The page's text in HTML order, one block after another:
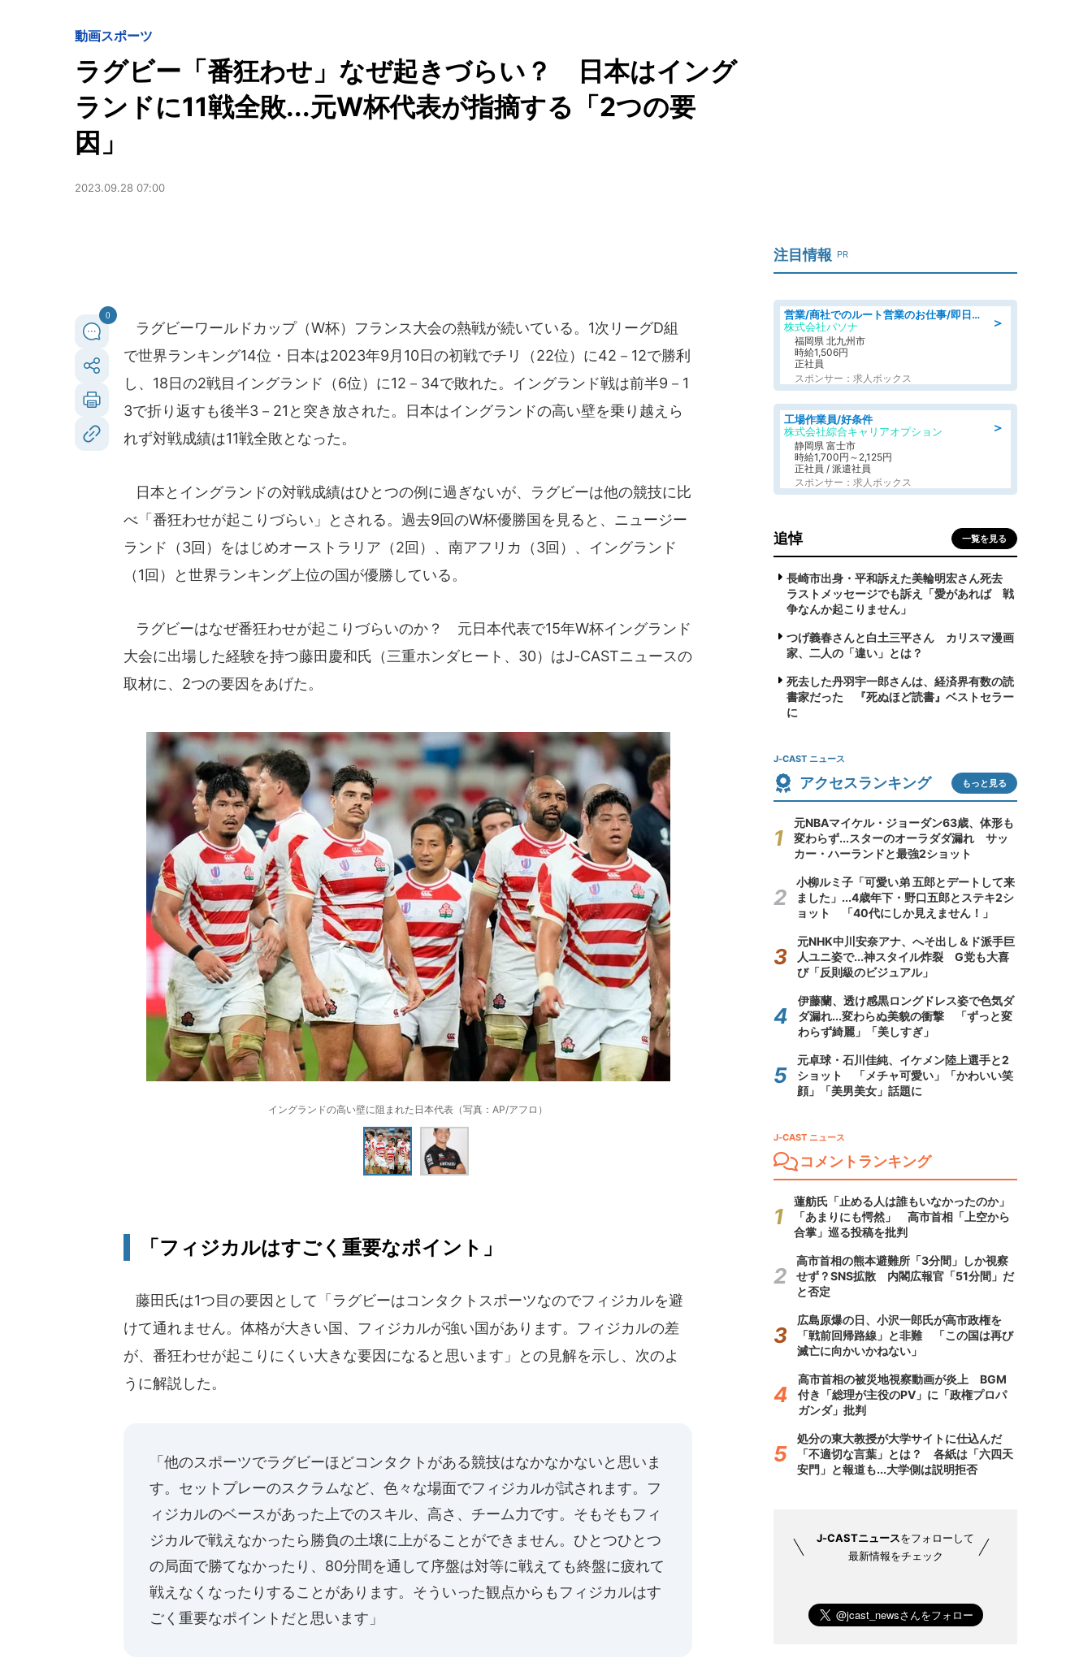
動画スポーツ
ラグビー「番狂わせ」なぜ起きづらい？ 日本はイング
ランドに11戦全敗...元W杯代表が指摘する「2つの要
因」
2023.09.28 07:00
0
ラグビーワールドカップ（W杯）フランス大会の熱戦が続いている。1次リーグD組
で世界ランキング14位・日本は2023年9月10日の初戦でチリ（22位）に42－12で勝利
し、18日の2戦目イングランド（6位）に12－34で敗れた。イングランド戦は前半9－1
3で折り返すも後半3－21と突き放された。日本はイングランドの高い壁を乗り越えら
れず対戦成績は11戦全敗となった。
日本とイングランドの対戦成績はひとつの例に過ぎないが、ラグビーは他の競技に比
べ「番狂わせが起こりづらい」とされる。過去9回のW杯優勝国を見ると、ニュージー
ランド（3回）をはじめオーストラリア（2回）、南アフリカ（3回）、イングランド
（1回）と世界ランキング上位の国が優勝している。
ラグビーはなぜ番狂わせが起こりづらいのか？ 元日本代表で15年W杯イングランド
大会に出場した経験を持つ藤田慶和氏（三重ホンダヒート、30）はJ-CASTニュースの
取材に、2つの要因をあげた。
イングランドの高い壁に阻まれた日本代表（写真：AP/アフロ）
「フィジカルはすごく重要なポイント」
藤田氏は1つ目の要因として「ラグビーはコンタクトスポーツなのでフィジカルを避
けて通れません。体格が大きい国、フィジカルが強い国があります。フィジカルの差
が、番狂わせが起こりにくい大きな要因になると思います」との見解を示し、次のよ
うに解説した。
「他のスポーツでラグビーほどコンタクトがある競技はなかなかないと思いま
す。セットプレーのスクラムなど、色々な場面でフィジカルが試されます。フ
ィジカルのベースがあった上でのスキル、高さ、チーム力です。そもそもフィ
ジカルで戦えなかったら勝負の土壌に上がることができません。ひとつひとつ
の局面で勝てなかったり、80分間を通して序盤は対等に戦えても終盤に疲れて
戦えなくなったりすることがあります。そういった観点からもフィジカルはす
ごく重要なポイントだと思います」
注目情報 PR
＞
営業/商社でのルート営業のお仕事/即日勤務可/車通勤可/営業
株式会社パソナ
福岡県 北九州市
時給1,506円
正社員
スポンサー：求人ボックス
＞
工場作業員/好条件
株式会社綜合キャリアオプション
静岡県 富士市
時給1,700円～2,125円
正社員 / 派遣社員
スポンサー：求人ボックス
追悼 一覧を見る
長崎市出身・平和訴えた美輪明宏さん死去
ラストメッセージでも訴え「愛があれば 戦
争なんか起こりません」
つげ義春さんと白土三平さん カリスマ漫画
家、二人の「違い」とは？
死去した丹羽宇一郎さんは、経済界有数の読
書家だった 『死ぬほど読書』ベストセラー
に
J-CAST ニュース
アクセスランキング もっと見る
元NBAマイケル・ジョーダン63歳、体形も
変わらず...スターのオーラダダ漏れ サッ
カー・ハーランドと最強2ショット
小柳ルミ子「可愛い弟 五郎とデートして来
ました」...4歳年下・野口五郎とステキ2シ
ョット 「40代にしか見えません！」
元NHK中川安奈アナ、へそ出し＆ド派手巨
人ユニ姿で...神スタイル炸裂 G党も大喜
び「反則級のビジュアル」
伊藤蘭、透け感黒ロングドレス姿で色気ダ
ダ漏れ...変わらぬ美貌の衝撃 「ずっと変
わらず綺麗」「美しすぎ」
元卓球・石川佳純、イケメン陸上選手と2
ショット 「メチャ可愛い」「かわいい笑
顔」「美男美女」話題に
J-CAST ニュース
コメントランキング
蓮舫氏「止める人は誰もいなかったのか」
「あまりにも愕然」 高市首相「上空から
合掌」巡る投稿を批判
高市首相の熊本避難所「3分間」しか視察
せず？SNS拡散 内閣広報官「51分間」だ
と否定
広島原爆の日、小沢一郎氏が高市政権を
「戦前回帰路線」と非難 「この国は再び
滅亡に向かいかねない」
高市首相の被災地視察動画が炎上 BGM
付き「総理が主役のPV」に「政権プロパ
ガンダ」批判
処分の東大教授が大学サイトに仕込んだ
「不適切な言葉」とは？ 各紙は「六四天
安門」と報道も...大学側は説明拒否
J-CASTニュースをフォローして
最新情報をチェック